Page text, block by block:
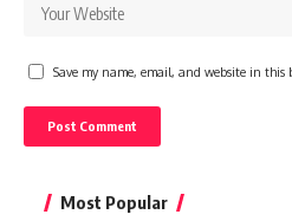
Save my name, email, and website in this
Most Popular